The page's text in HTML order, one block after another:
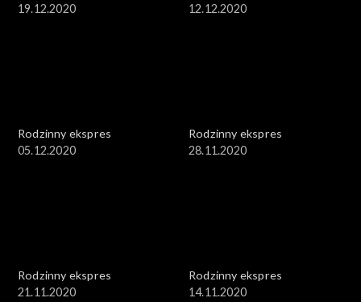
19.12.2020
12.12.2020
Rodzinny ekspres
05.12.2020
Rodzinny ekspres
28.11.2020
Rodzinny ekspres
21.11.2020
Rodzinny ekspres
14.11.2020